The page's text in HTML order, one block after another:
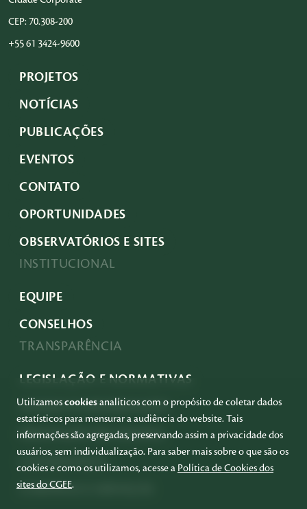
CEP: 70.308-200
+55 61 3424-9600
PROJETOS
NOTÍCIAS
PUBLICAÇÕES
EVENTOS
CONTATO
OPORTUNIDADES
OBSERVATÓRIOS E SITES
INSTITUCIONAL
EQUIPE
CONSELHOS
TRANSPARÊNCIA
LEGISLAÇÃO E NORMATIVAS
ACESSO À INFORMAÇÃO
PRESTAÇÃO DE CONTAS
GOVERNANÇA
COMPRAS E SERVIÇOS
Utilizamoscookiesanalíticos com o propósito de coletar dados
estatísticos para mensurar a audiência do website. Tais
informações são agregadas, preservando assim a privacidade dos
usuários, sem individualização. Para saber mais sobre o que são os
cookies e como os utilizamos, acesse a Política de Cookies dos
sites do CGEE.